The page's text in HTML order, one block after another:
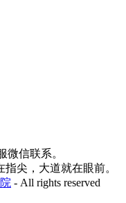
微信联系。
尖，大道就在眼前。
- All rights reserved